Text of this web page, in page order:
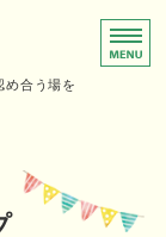
けの小規模保育園
合う場を